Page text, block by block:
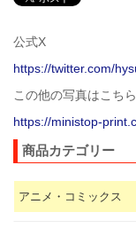
公式X
https://twitter.com/
この他の写真はこちら
https://ministop-
商品カテゴリー
アニメ・コミックス